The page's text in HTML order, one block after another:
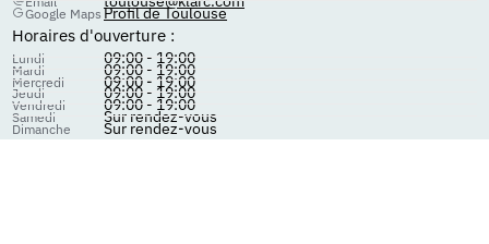
Google Maps Profil de Toulouse
Horaires d'ouverture :
Lundi 09:00 - 19:00
Mardi 09:00 - 19:00
Mercredi 09:00 - 19:00
Jeudi 09:00 - 19:00
Vendredi 09:00 - 19:00
Samedi Sur rendez-vous
Dimanche Sur rendez-vous